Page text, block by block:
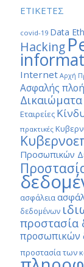
ΕΤΙΚΕΤΕΣ
covid-19 Data
Hacking
Internet Αρχή
Ασφαλής
Εταιρείες
πρακτικές
Προσωπικών
ασφάλεια
δεδομένων
προστασία
προσωπικών
προστασία των